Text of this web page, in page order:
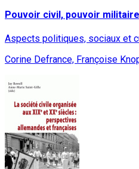
Pouvoir civil, pouvoir
Aspects politiques, sociaux et
Corine Defrance, Françoise